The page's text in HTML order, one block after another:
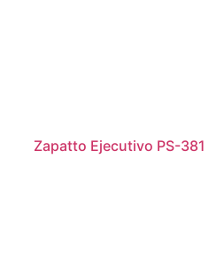
Zapatto Ejecutivo PS-381